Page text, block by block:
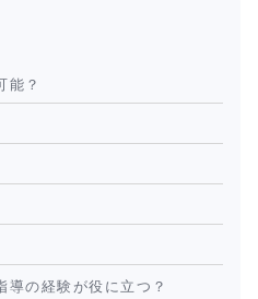
能？
の経験が役に立つ？